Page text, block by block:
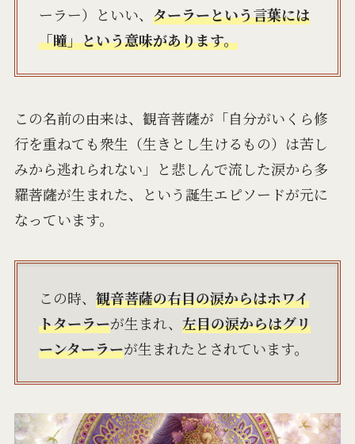
ーラー）といい、 ターラーという言葉には
「瞳」という意味があります。
この名前の由来は、観音菩薩が「自分がいくら修
行を重ねても衆生（生きとし生けるもの）は苦し
みから逃れられない」と悲しんで流した涙から多
羅菩薩が生まれた、という誕生エピソードが元に
なっています。
この時、 観音菩薩の右目の涙からはホワイ
トターラーが生まれ、 左目の涙からはグリ
ーンターラーが生まれたとされています。